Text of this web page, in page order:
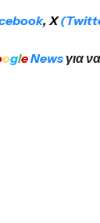
,X
ogleNews για